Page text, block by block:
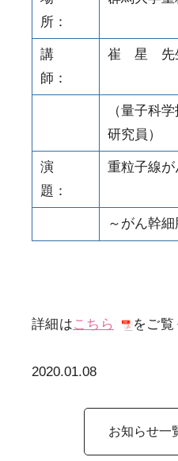
所：
講
師：
崔 星 先
（量子科
研究員）
演
題：
重粒子線
～がん幹
詳細はこちら をご覧
2020.01.08
お知らせ一